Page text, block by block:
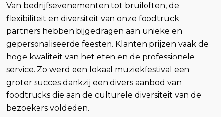
Van bedrijfsevenementen tot bruiloften, de
flexibiliteit en diversiteit van onze foodtruck
partners hebben bijgedragen aan unieke en
gepersonaliseerde feesten. Klanten prijzen vaak de
hoge kwaliteit van het eten en de professionele
service. Zo werd een lokaal muziekfestival een
groter succes dankzij een divers aanbod van
foodtrucks die aan de culturele diversiteit van de
bezoekers voldeden.